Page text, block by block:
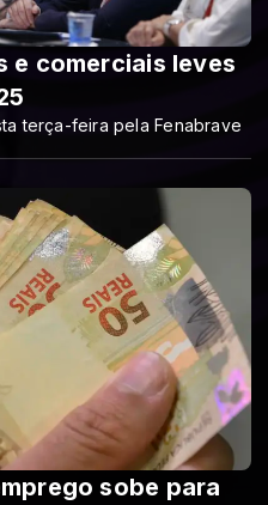
e comerciais leves
terça-feira pela Fenabrave
sobe para